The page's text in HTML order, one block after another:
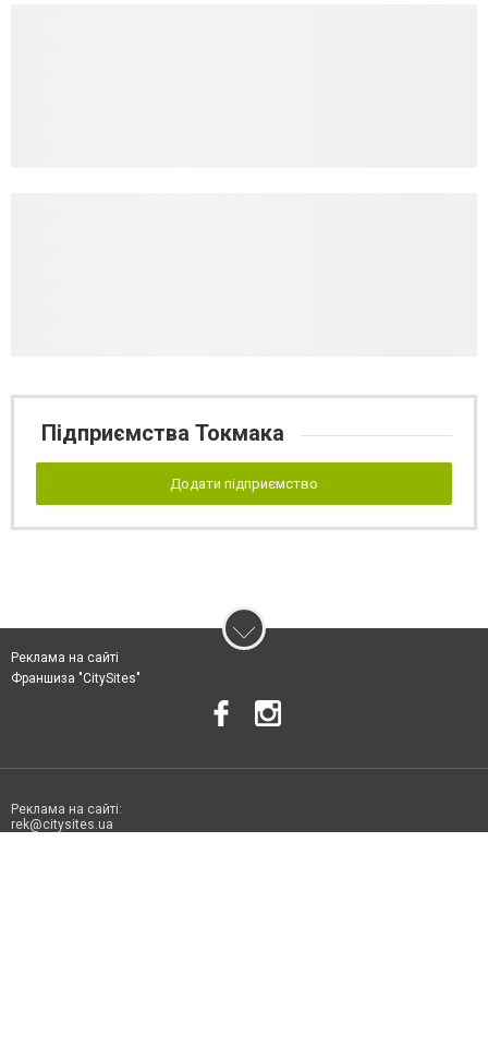
Підприємства Токмака
Додати підприємство
Реклама на сайті
Франшиза "CitySites"
Реклама на сайті:
rek@citysites.ua